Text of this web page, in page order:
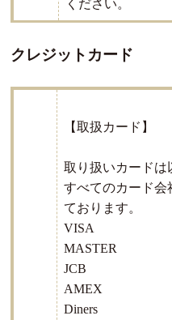
ください。
クレジットカード
【取扱カード】
取り扱いカードは
すべてのカード会
ております。
VISA
MASTER
JCB
AMEX
Diners